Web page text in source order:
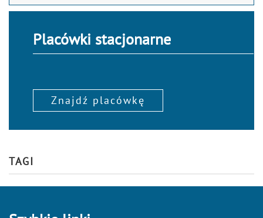
Placówki stacjonarne
Znajdź placówkę
TAGI